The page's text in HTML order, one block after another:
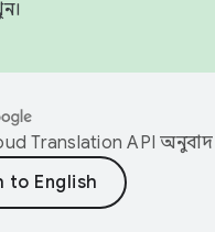
Translation API অনুবাদ